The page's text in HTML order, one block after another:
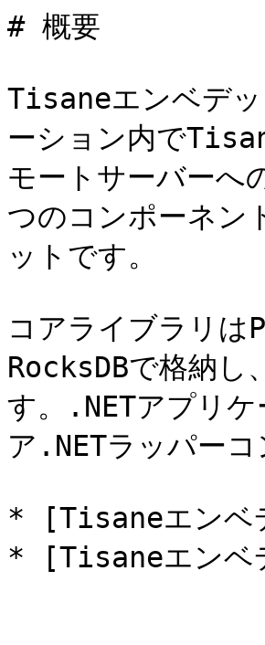
# 概要
Tisaneエンベデッ
ーション内で
モートサーバーへ
つのコンポーネン
ットです。
コアライブラリは
RocksDBで格納し
す。.NETアプリ
ア.NETラッパー
* [Tisaneエン
* [Tisaneエン